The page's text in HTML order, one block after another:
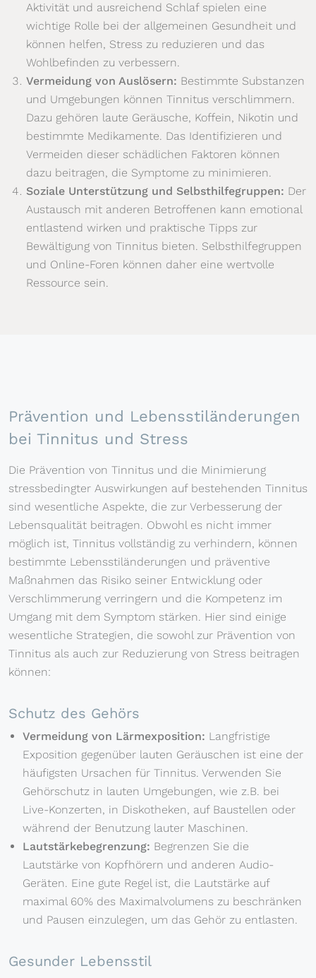
Aktivität und ausreichend Schlaf spielen eine
wichtige Rolle bei der allgemeinen Gesundheit und
können helfen, Stress zu reduzieren und das
Wohlbefinden zu verbessern.
Vermeidung von Auslösern: Bestimmte Substanzen
und Umgebungen können Tinnitus verschlimmern.
Dazu gehören laute Geräusche, Koffein, Nikotin und
bestimmte Medikamente. Das Identifizieren und
Vermeiden dieser schädlichen Faktoren können
dazu beitragen, die Symptome zu minimieren.
Soziale Unterstützung und Selbsthilfegruppen: Der
Austausch mit anderen Betroffenen kann emotional
entlastend wirken und praktische Tipps zur
Bewältigung von Tinnitus bieten. Selbsthilfegruppen
und Online-Foren können daher eine wertvolle
Ressource sein.
Prävention und Lebensstiländerungen
bei Tinnitus und Stress
Die Prävention von Tinnitus und die Minimierung
stressbedingter Auswirkungen auf bestehenden Tinnitus
sind wesentliche Aspekte, die zur Verbesserung der
Lebensqualität beitragen. Obwohl es nicht immer
möglich ist, Tinnitus vollständig zu verhindern, können
bestimmte Lebensstiländerungen und präventive
Maßnahmen das Risiko seiner Entwicklung oder
Verschlimmerung verringern und die Kompetenz im
Umgang mit dem Symptom stärken. Hier sind einige
wesentliche Strategien, die sowohl zur Prävention von
Tinnitus als auch zur Reduzierung von Stress beitragen
können:
Schutz des Gehörs
Vermeidung von Lärmexposition: Langfristige
Exposition gegenüber lauten Geräuschen ist eine der
häufigsten Ursachen für Tinnitus. Verwenden Sie
Gehörschutz in lauten Umgebungen, wie z.B. bei
Live-Konzerten, in Diskotheken, auf Baustellen oder
während der Benutzung lauter Maschinen.
Lautstärkebegrenzung: Begrenzen Sie die
Lautstärke von Kopfhörern und anderen Audio-
Geräten. Eine gute Regel ist, die Lautstärke auf
maximal 60% des Maximalvolumens zu beschränken
und Pausen einzulegen, um das Gehör zu entlasten.
Gesunder Lebensstil